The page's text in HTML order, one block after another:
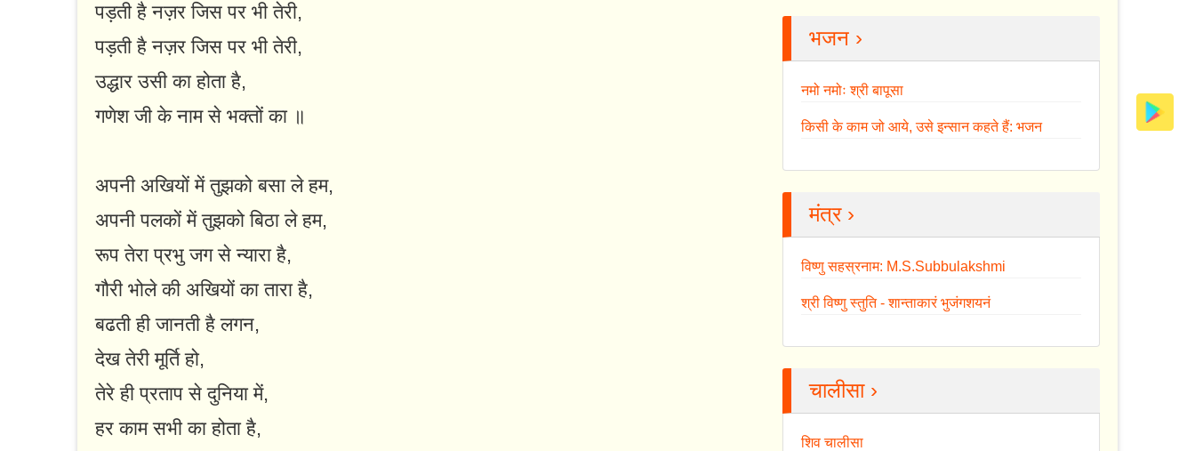
पड़ती है नज़र जिस पर भी तेरी,
पड़ती है नज़र जिस पर भी तेरी,
उद्धार उसी का होता है,
गणेश जी के नाम से भक्तों का ॥
अपनी अखियों में तुझको बसा ले हम,
अपनी पलकों में तुझको बिठा ले हम,
रूप तेरा प्रभु जग से न्यारा है,
गौरी भोले की अखियों का तारा है,
बढती ही जानती है लगन,
देख तेरी मूर्ति हो,
तेरे ही प्रताप से दुनिया में,
हर काम सभी का होता है,
भजन ›
नमो नमोः श्री बापूसा
किसी के काम जो आये, उसे इन्सान कहते हैं: भजन
मंत्र ›
विष्णु सहस्रनाम: M.S.Subbulakshmi
श्री विष्णु स्तुति - शान्ताकारं भुजंगशयनं
चालीसा ›
शिव चालीसा